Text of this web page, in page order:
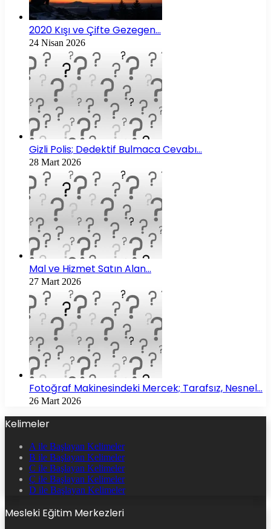
2020 Kışı ve Çifte Gezegen…
24 Nisan 2026
Gizli Polis; Dedektif Bulmaca Cevabı…
28 Mart 2026
Mal ve Hizmet Satın Alan…
27 Mart 2026
Fotoğraf Makinesindeki Mercek; Tarafsız, Nesnel…
26 Mart 2026
Kelimeler
A ile Başlayan Kelimeler
B ile Başlayan Kelimeler
C ile Başlayan Kelimeler
Ç ile Başlayan Kelimeler
D ile Başlayan Kelimeler
Mesleki Eğitim Merkezleri